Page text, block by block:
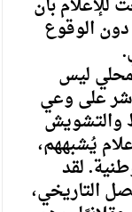
بأن
دون الوقوع
ليس
على وعي
والتشويش
يُشبههم،
لقد
التاريخي،